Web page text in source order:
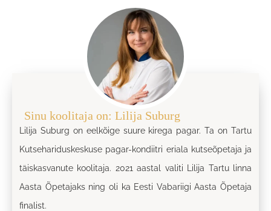
Sinu koolitaja on: Lilija Suburg
Lilija Suburg on eelkõige suure kirega pagar. Ta on Tartu
Kutsehariduskeskuse pagar-kondiitri eriala kutseõpetaja ja
täiskasvanute koolitaja. 2021 aastal valiti Lilija Tartu linna
Aasta Õpetajaks ning oli ka Eesti Vabariigi Aasta Õpetaja
finalist.